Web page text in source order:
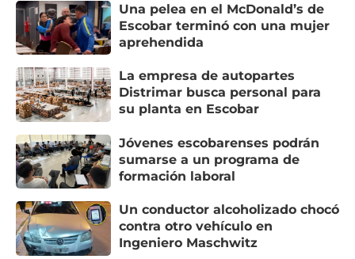
Una pelea en el McDonald’s de
Escobar terminó con una mujer
aprehendida
La empresa de autopartes
Distrimar busca personal para
su planta en Escobar
Jóvenes escobarenses podrán
sumarse a un programa de
formación laboral
Un conductor alcoholizado chocó
contra otro vehículo en
Ingeniero Maschwitz